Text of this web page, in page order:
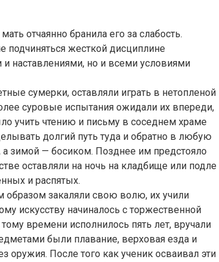
отчаянно бранила его за слабость.
подчиняться жесткой дисциплине
наставлениями, но и всеми условиями
сумерки, оставляли играть в нетопленой
суровые испытания ожидали их впереди,
учить чтению и письму в соседнем храме
долгий путь туда и обратно в любую
а зимой — босиком. Позднее им предстояло
оставляли на ночь на кладбище или подле
и распятых.
закаляли свою волю, их учили
искусству начиналось с торжественной
времени исполнилось пять лет, вручали
были плавание, верховая езда и
После того как ученик осваивал эти